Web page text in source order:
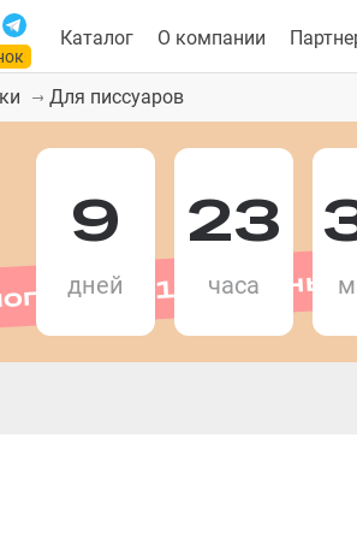
Каталог О компании
Для писсуаров
11.11
9
дней
23
часа